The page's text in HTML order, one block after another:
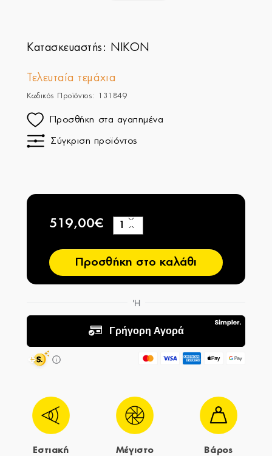
Κατασκευαστής: NIKON
Τελευταία τεμάχια
Κωδικός Προϊόντος: 131849
Προσθήκη στα αγαπημένα
Σύγκριση προϊόντος
519,00€
−
+
Προσθήκη στο καλάθι
Εστιακή
Μέγιστο
Βάρος